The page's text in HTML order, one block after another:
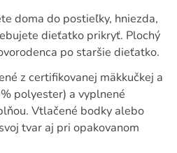
doma do postieľky, hniezda,
dieťatko prikryť. Plochý
po staršie dieťatko.
z certifikovanej mäkkučkej a
polyester) a vyplnené
Vtlačené bodky alebo
tvar aj pri opakovanom